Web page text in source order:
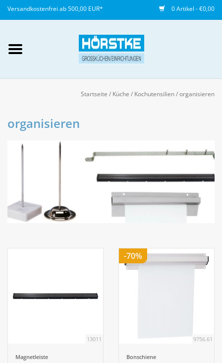
Versandkostenfrei ab 500,00 EUR* 0 Artikel - €0,00
anlegen
Gedeckter Tisch
Buffet
Fingerfood
Aufsteller
Tafeln
Berufsbekleidung
Startseite / Küche / Kochutensilien/organisieren
organisieren
13011
Magnetleiste
-70%
9756.61
Bonschiene